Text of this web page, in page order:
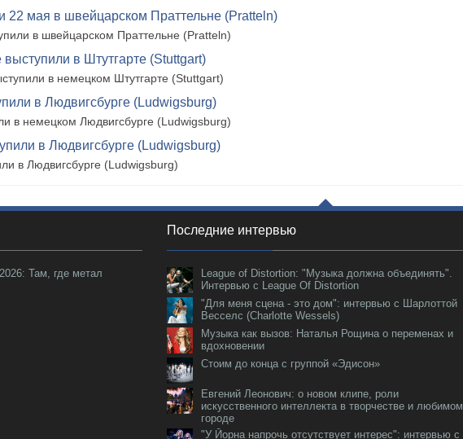
22 мая в швейцарском Праттельне (Pratteln)
в швейцарском Праттельне (Pratteln)
в Штутгарте (Stuttgart)
в немецком Штутгарте (Stuttgart)
в Людвигсбурге (Ludwigsburg)
в немецком Людвигсбурге (Ludwigsburg)
в Людвигсбурге (Ludwigsburg)
в Людвигсбурге (Ludwigsburg)
Там, где метал
Последние интервью
League of Distortion: "Музыка должна объединять".
Интервью с League Of Distortion
"Для меня сцена - это дом": интервью с Шарлоттой
Весселс (Charlotte Wessels)
Музыка как вызов: Наталья Рощина о переменах и
вдохновении
Стоим до конца с группой «Эдисон»
Евгений Леонович: о новом клипе, роли
искусственного интеллекта в творчестве и любимом
городе
"У Йорна напрочь отсутствует интерес": интервью с